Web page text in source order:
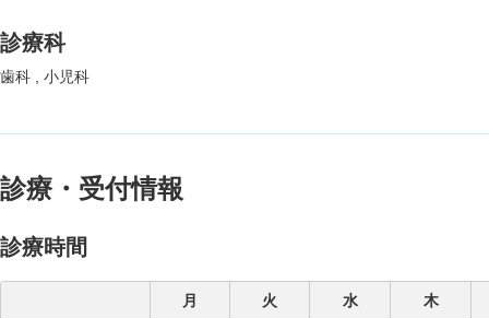
診療科
歯科 小児科
診療・受付情報
診療時間
月 火 水 木